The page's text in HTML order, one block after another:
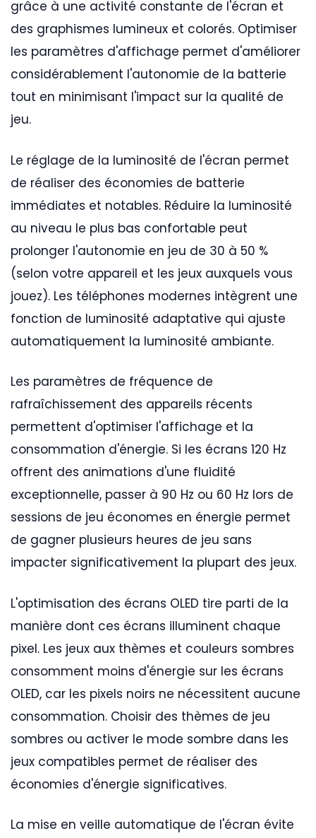
grâce à une activité constante de l'écran et
des graphismes lumineux et colorés. Optimiser
les paramètres d'affichage permet d'améliorer
considérablement l'autonomie de la batterie
tout en minimisant l'impact sur la qualité de
jeu.
Le réglage de la luminosité de l'écran permet
de réaliser des économies de batterie
immédiates et notables. Réduire la luminosité
au niveau le plus bas confortable peut
prolonger l'autonomie en jeu de 30 à 50 %
(selon votre appareil et les jeux auxquels vous
jouez). Les téléphones modernes intègrent une
fonction de luminosité adaptative qui ajuste
automatiquement la luminosité ambiante.
Les paramètres de fréquence de
rafraîchissement des appareils récents
permettent d'optimiser l'affichage et la
consommation d'énergie. Si les écrans 120 Hz
offrent des animations d'une fluidité
exceptionnelle, passer à 90 Hz ou 60 Hz lors de
sessions de jeu économes en énergie permet
de gagner plusieurs heures de jeu sans
impacter significativement la plupart des jeux.
L'optimisation des écrans OLED tire parti de la
manière dont ces écrans illuminent chaque
pixel. Les jeux aux thèmes et couleurs sombres
consomment moins d'énergie sur les écrans
OLED, car les pixels noirs ne nécessitent aucune
consommation. Choisir des thèmes de jeu
sombres ou activer le mode sombre dans les
jeux compatibles permet de réaliser des
économies d'énergie significatives.
La mise en veille automatique de l'écran évite